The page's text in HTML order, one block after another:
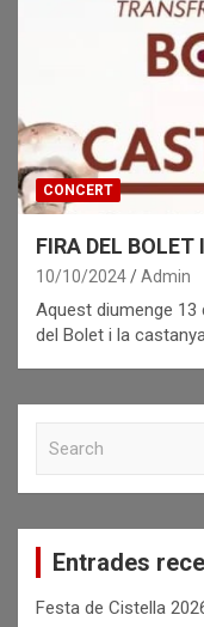
CONCERT
FIRA DEL
10/10/2024 Admin
Aquest diumenge 13
del Bolet i la
c
Entrades
Festa de Cistella